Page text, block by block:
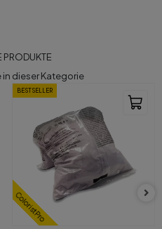
PRODUKTE
dieser Kategorie
BESTSELLER
ColoristPro